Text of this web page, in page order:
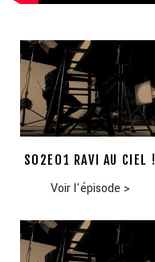
S02E01 RAVI AU CIEL !
Voir l'épisode >